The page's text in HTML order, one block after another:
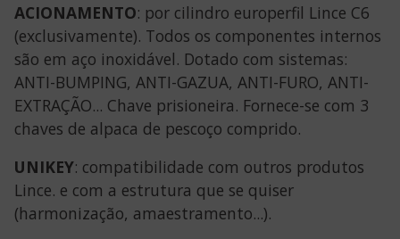
ACIONAMENTO: por cilindro europerfil Lince C6
(exclusivamente). Todos os componentes internos
são em aço inoxidável. Dotado com sistemas:
ANTI-BUMPING, ANTI-GAZUA, ANTI-FURO, ANTI­
EXTRAÇÃO... Chave prisioneira. Fornece-se com 3
chaves de alpaca de pescoço comprido.
UNIKEY: compatibilidade com outros produtos
Lince. e com a estrutura que se quiser
(harmonização, amaestramento...).